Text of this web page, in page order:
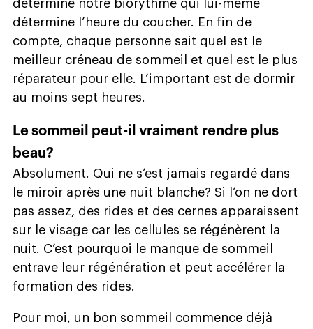
détermine notre biorythme qui lui-même
détermine l’heure du coucher. En fin de
compte, chaque personne sait quel est le
meilleur créneau de sommeil et quel est le plus
réparateur pour elle. L’important est de dormir
au moins sept heures.
Le sommeil peut-il vraiment rendre plus
beau?
Absolument. Qui ne s’est jamais regardé dans
le miroir après une nuit blanche? Si l’on ne dort
pas assez, des rides et des cernes apparaissent
sur le visage car les cellules se régénèrent la
nuit. C’est pourquoi le manque de sommeil
entrave leur régénération et peut accélérer la
formation des rides.
Pour moi, un bon sommeil commence déjà